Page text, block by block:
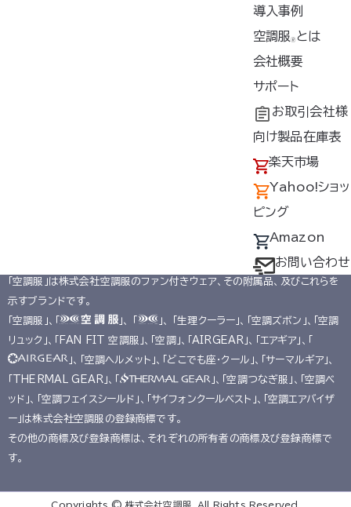
導入事例
導入事例
共同開発
工場シミュレーシ
ョン
空調服🄬 とは
空調服 ®とは
開発秘話
会社概要
企業理念
会社概要
会社沿革
アクセス
採用情報
サポート
よくあるご質問
不要なバッテリー
の回収について
デバイス・ファン
オプション対応表
取扱説明書ダウ
ンロードサービス
ユーザー登録
防爆デバイス取り
扱い店舗
お取引会社様
向け製品在庫表
楽天市場
Yahoo!ショッ
ピング
Amazon
お問い合わせ
https://store.shopping.yahoo.co.jp/kuchofuku
shop/jbt-01.html?sc_i=shp_pc_search_itemlist_s
掲載商品は株式会社空調服の特許及び技術を使用しています。
「空調服」は株式会社空調服のファン付きウェア、その附属品、及びこれらを
示すブランドです。
「空調服」、「
」、 「
」、 「生理クーラー」、「空調ズボン」、「空調
リュック」、「FAN FIT 空調服」、「空調」、「AIRGEAR」、「エアギア」、「
」、「空調ヘルメット」、「どこでも座･クール」、「サーマルギア」、
「THERMAL GEAR」、「
」、「空調つなぎ服」、「空調ベ
ッド」、「空調フェイスシールド」、「サイフォンクールベスト」、「空調エアバイザ
ー」は株式会社空調服の登録商標です。
その他の商標及び登録商標は、それぞれの所有者の商標及び登録商標で
す。
Copyrights © 株式会社空調服. All Rights Reserved.